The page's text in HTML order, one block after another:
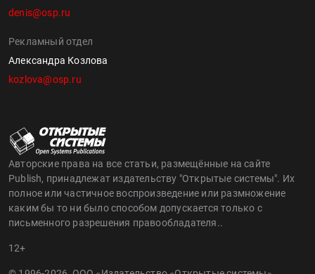
denis@osp.ru
Рекламный отдел
Александра Козлова
kozlova@osp.ru
Авторские права на все статьи, размещённые на сайте
Publish, принадлежат издательству "Открытые системы". Их
полное или частичное воспроизведение или размножение
каким бы то ни было способом допускается только с
письменного разрешения правообладателя..
12+